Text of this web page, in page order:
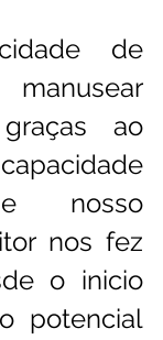
de
ao
nosso
nos fez
o inicio
potencial